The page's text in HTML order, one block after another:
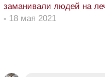
заманивали людей на
- 18 мая 2021